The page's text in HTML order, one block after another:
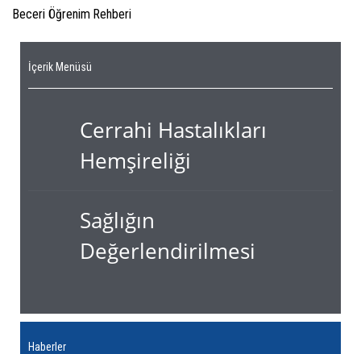
Beceri Öğrenim Rehberi
İçerik Menüsü
Cerrahi Hastalıkları
Hemşireliği
Sağlığın
Değerlendirilmesi
Haberler